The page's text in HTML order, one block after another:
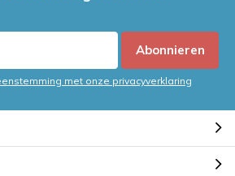
Abonnieren
met onze privacyverklaring